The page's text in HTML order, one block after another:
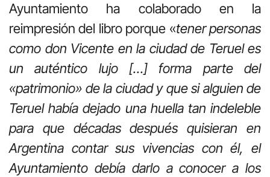
Ayuntamiento ha colaborado en la
reimpresión del libro porque «tener personas
como don Vicente en la ciudad de Teruel es
un auténtico lujo […] forma parte del
«patrimonio» de la ciudad y que si alguien de
Teruel había dejado una huella tan indeleble
para que décadas después quisieran en
Argentina contar sus vivencias con él, el
Ayuntamiento debía darlo a conocer a los